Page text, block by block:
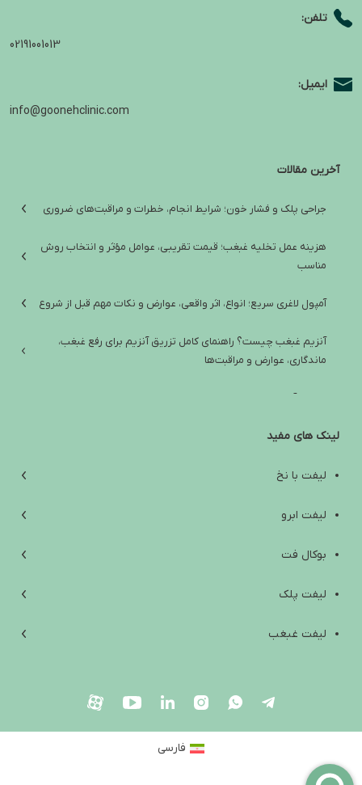
تلفن:
02191001013
ایمیل:
info@goonehclinic.com
آخرین مقالات
جراحی پلک و فشار خون؛ شرایط انجام، خطرات و مراقبت‌های ضروری
هزینه عمل تخلیه غبغب؛ قیمت تقریبی، عوامل مؤثر و انتخاب روش
مناسب
آمپول لاغری سریع؛ انواع، اثر واقعی، عوارض و نکات مهم قبل از شروع
آنزیم غبغب چیست؟ راهنمای کامل تزریق آنزیم برای رفع غبغب،
ماندگاری، عوارض و مراقبت‌ها
تفاوت آمپول لاغری ایرانی و خارجی؛ راهنمای انتخاب ایمن و واقع‌بینانه
آب کردن غبغب: از علت‌ها و تمرین‌های خانگی تا روش‌های کلینیکی مؤثر
افتادگی پوست زیر چانه؛ علت‌ها، راه‌های درمان و انتخاب بهترین روش
بهترین آمپول لاغری خارجی؛ راهنمای انتخاب ایمن بین اوزمپیک،
Effects, Contraindications, and Safety Tips
نکات ایمنی
لینک های مفید
لیفت با نخ
لیفت ابرو
بوکال فت
لیفت پلک
لیفت غبغب
بلفاروپلاستی
فارسی